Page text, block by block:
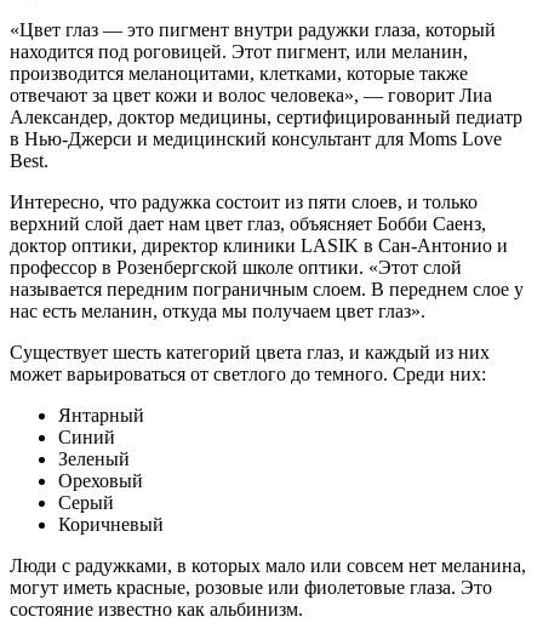
«Цвет глаз — это пигмент внутри радужки глаза, который
находится под роговицей. Этот пигмент, или меланин,
производится меланоцитами, клетками, которые также
отвечают за цвет кожи и волос человека», — говорит Лиа
Александер, доктор медицины, сертифицированный педиатр
в Нью-Джерси и медицинский консультант для Moms Love
Best.
Интересно, что радужка состоит из пяти слоев, и только
верхний слой дает нам цвет глаз, объясняет Бобби Саенз,
доктор оптики, директор клиники LASIK в Сан-Антонио и
профессор в Розенбергской школе оптики. «Этот слой
называется передним пограничным слоем. В переднем слое у
нас есть меланин, откуда мы получаем цвет глаз».
Существует шесть категорий цвета глаз, и каждый из них
может варьироваться от светлого до темного. Среди них:
Янтарный
Синий
Зеленый
Ореховый
Серый
Коричневый
Люди с радужками, в которых мало или совсем нет меланина,
могут иметь красные, розовые или фиолетовые глаза. Это
состояние известно как альбинизм.